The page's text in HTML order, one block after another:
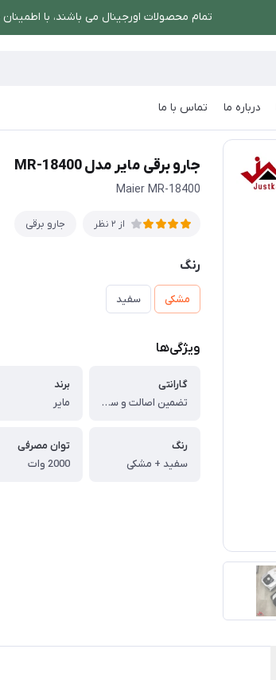
تمام محصولات اورجینال می باشند، با
درباره ما تماس با ما
جارو برقی مایر مدل MR-18400
جارو برقی مایر مدل MR-18400
Maier MR-18400
از 2 نظر جارو برقی
رنگ
مشکی سفید
ویژگی‌ها
گارانتی
تضمین اصالت و سلامت فیزیکی کالا
برند
مایر
رنگ
سفید + مشکی
توان مصرفی
2000 وات